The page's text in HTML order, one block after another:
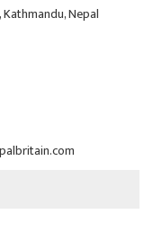
Nepal